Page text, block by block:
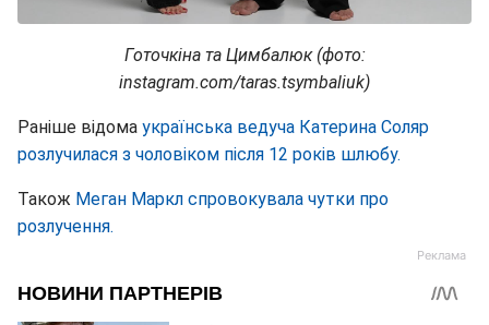
Готочкіна та Цимбалюк (фото:
instagram.com/taras.tsymbaliuk)
Раніше відома українська ведуча Катерина Соляр
розлучилася з чоловіком після 12 років шлюбу.
Також Меган Маркл спровокувала чутки про
розлучення.